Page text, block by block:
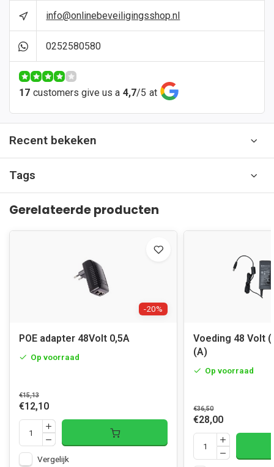
info@onlinebeveiligingsshop.nl
0252580580
17 customers give us a 4,7/5 at
Recent bekeken
Tags
Gerelateerde producten
-20%
POE adapter 48Volt 0,5A
Op voorraad
€15,13
€12,10
Vergelijk
Voeding 48 Volt
(A)
Op voorraad
€36,50
€28,00